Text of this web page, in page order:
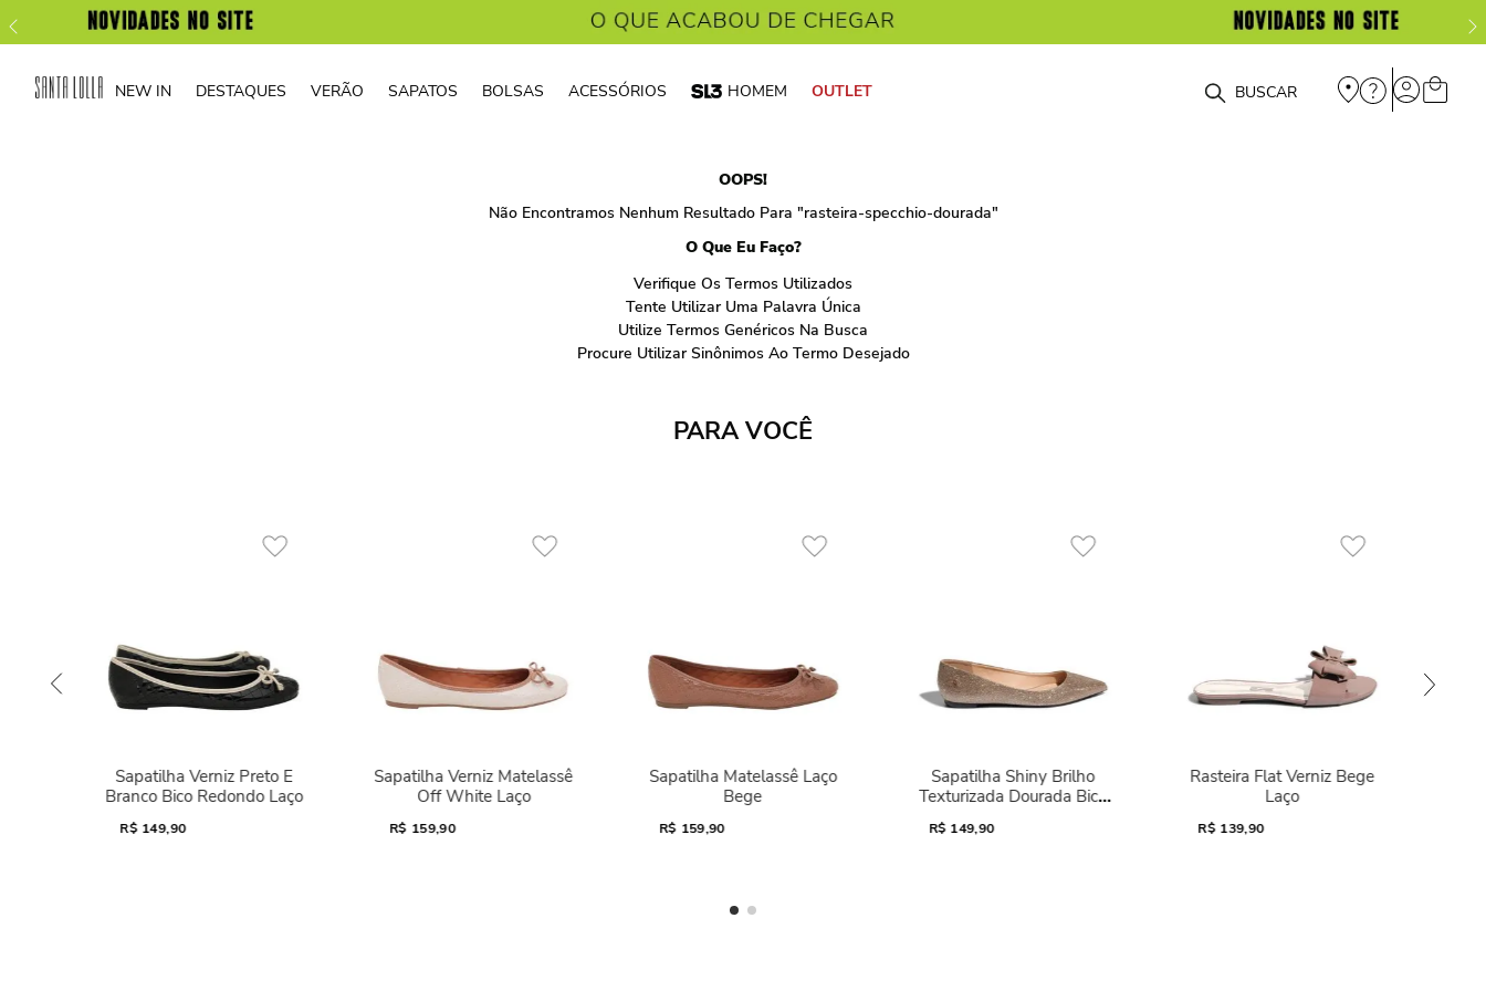
NEW IN DESTAQUES VERÃO SAPATOS BOLSAS ACESSÓRIOS HOMEM OUTLET O que você está procurando?
OOPS!
Não Encontramos Nenhum Resultado Para "rasteira-specchio-dourada"
O Que Eu Faço?
Verifique Os Termos Utilizados
Tente Utilizar Uma Palavra Única
Utilize Termos Genéricos Na Busca
Procure Utilizar Sinônimos Ao Termo Desejado
PARA VOCÊ
Sapatilha Verniz Preto E
Branco Bico Redondo Laço
R$ 149,90
Sapatilha Verniz Matelassê
Off White Laço
R$ 159,90
Sapatilha Matelassê Laço
Bege
R$ 159,90
Sapatilha Shiny Brilho
Texturizada Dourada Bico
R$ 149,90
Rasteira Flat Verniz Bege
Laço
R$ 139,90